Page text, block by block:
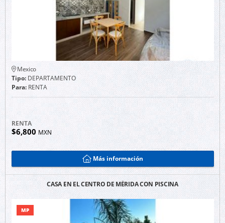
Mexico
Tipo:DEPARTAMENTO
Para:RENTA
RENTA
$6,800 MXN
Más información
CASA EN EL CENTRO DE MÉRIDA CON PISCINA
MP